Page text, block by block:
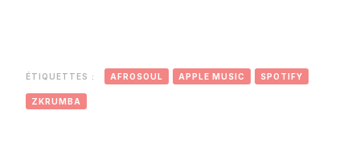
ÉTIQUETTES : AFROSOUL APPLE MUSIC SPOTIFY
ZKRUMBA